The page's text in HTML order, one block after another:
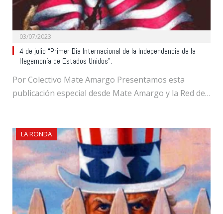
03/07/2023
4 de julio “Primer Día Internacional de la Independencia de la
Hegemonía de Estados Unidos”.
Por Colectivo Mate Amargo Presentamos esta
publicación especial desde Mate Amargo y la Red de…
LA RONDA